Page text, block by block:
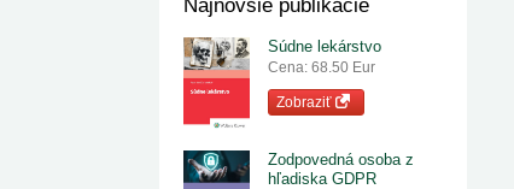
Najnovšie publikácie
Súdne lekárstvo
Cena: 68.50 Eur
Zobraziť
Zodpovedná osoba z
hľadiska GDPR